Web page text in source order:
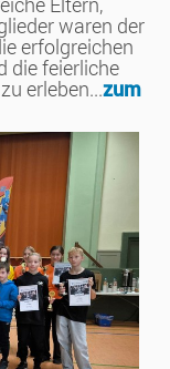
waren der
erfolgreichen
die feierliche
erleben...zum